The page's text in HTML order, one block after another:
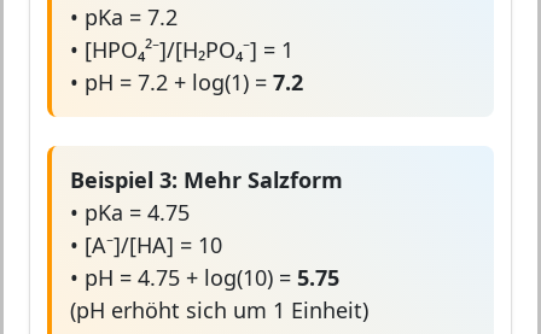
• pKa = 7.2
• [HPO₄²⁻]/[H₂PO₄⁻] = 1
• pH = 7.2 + log(1) = 7.2
Beispiel 3: Mehr Salzform
• pKa = 4.75
• [A⁻]/[HA] = 10
• pH = 4.75 + log(10) = 5.75
(pH erhöht sich um 1 Einheit)